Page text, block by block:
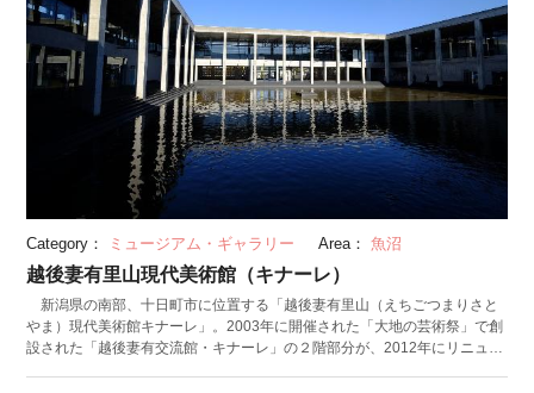
のアーティストの作品が大自然の中に立ち並びます。1、2時間程度で散策
でき、自然と芸術が共存する姿を目にすることができます。
Category： ミュージアム・ギャラリー Area： 魚沼
越後妻有里山現代美術館（キナーレ）
新潟県の南部、十日町市に位置する「越後妻有里山（えちごつまりさと
やま）現代美術館キナーレ」。2003年に開催された「大地の芸術祭」で創
設された「越後妻有交流館・キナーレ」の２階部分が、2012年にリニュー